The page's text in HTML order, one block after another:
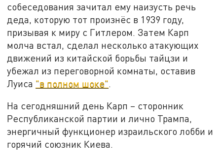
собеседования зачитал ему наизусть речь
деда, которую тот произнёс в 1939 году,
призывая к миру с Гитлером. Затем Карп
молча встал, сделал несколько атакующих
движений из китайской борьбы тайцзи и
убежал из переговорной комнаты, оставив
Луиса "в полном шоке".
На сегодняшний день Карп – сторонник
Республиканской партии и лично Трампа,
энергичный функционер израильского лобби и
горячий союзник Киева.